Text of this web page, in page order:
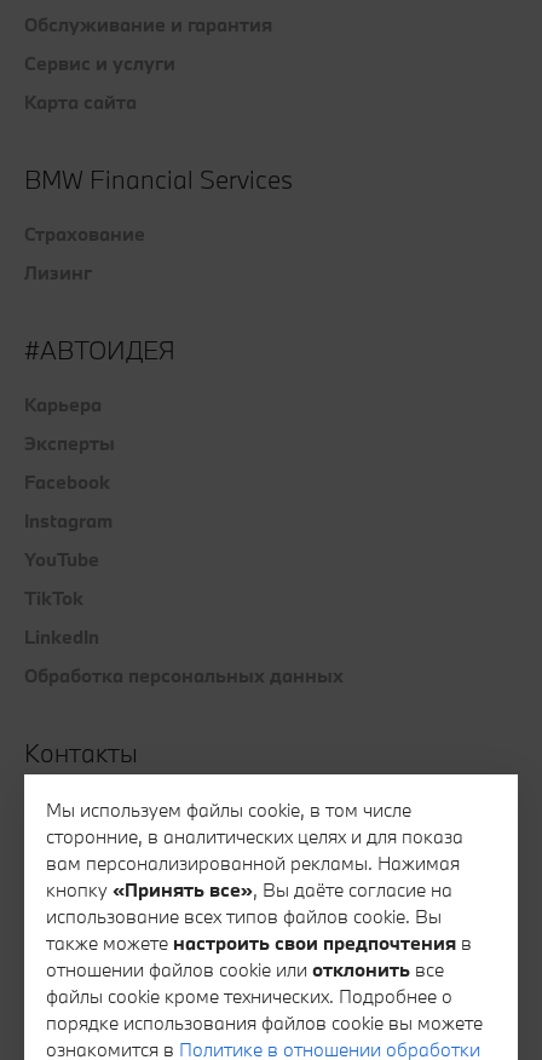
Обслуживание и гарантия
Сервис и услуги
Карта сайта
BMW Financial Services
Страхование
Лизинг
#АВТОИДЕЯ
Карьера
Эксперты
Facebook
Instagram
YouTube
TikTok
LinkedIn
Обработка персональных данных
Контакты
Все контакты
Запись на тест-драйв
Запись на сервис
Консультация специалиста финансового сервиса
Консультация специалиста отдела запасных частей
Тайный покупатель
Обратная связь
Мы используем файлы cookie, в том числе
сторонние, в аналитических целях и для показа
вам персонализированной рекламы. Нажимая
кнопку «Принять все», Вы даёте согласие на
использование всех типов файлов cookie. Вы
также можете настроить свои предпочтения в
отношении файлов cookie или отклонить все
файлы cookie кроме технических. Подробнее о
порядке использования файлов cookie вы можете
ознакомится в Политике в отношении обработки